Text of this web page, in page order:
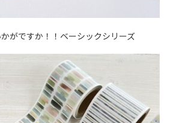
がですか！！ベーシックシリーズ